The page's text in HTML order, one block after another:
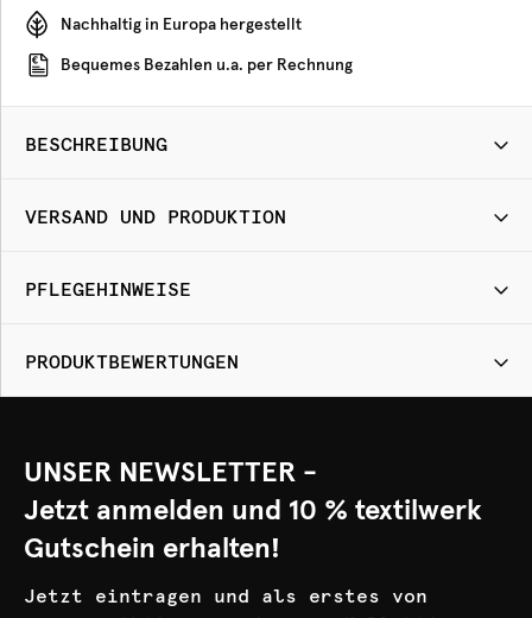
Nachhaltig in Europa hergestellt
Bequemes Bezahlen u.a. per Rechnung
BESCHREIBUNG
VERSAND UND PRODUKTION
PFLEGEHINWEISE
PRODUKTBEWERTUNGEN
UNSER NEWSLETTER -
Jetzt anmelden und 10 % textilwerk
Gutschein erhalten!
Jetzt eintragen und als erstes von